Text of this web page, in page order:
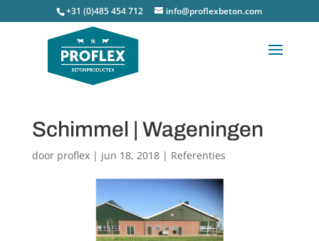
+31 (0)485 454 712 info@proflexbeton.com
Schimmel | Wageningen
door proflex| jun 18, 2018| Referenties